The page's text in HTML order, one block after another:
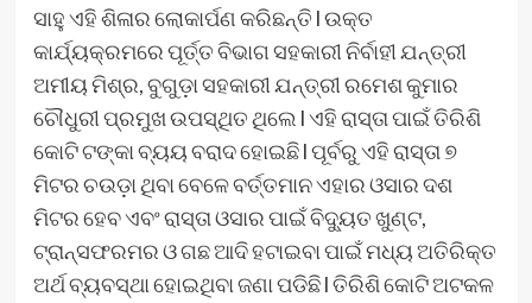
ସାହୁ ଏହି ଶିଳାର ଲୋକାର୍ପଣ କରିଛନ୍ତି l ଉକ୍ତ
କାର୍ଯ୍ୟକ୍ରମରେ ପୂର୍ତ୍ତ ବିଭାଗ ସହକାରୀ ନିର୍ବାହୀ ଯନ୍ତ୍ରୀ
ଅମୀୟ ମିଶ୍ର, ବୁଗୁଡ଼ା ସହକାରୀ ଯନ୍ତ୍ରୀ ରମେଶ କୁମାର
ଚୌଧୁରୀ ପ୍ରମୁଖ ଉପସ୍ଥିତ ଥିଲେ l ଏହି ରାସ୍ତା ପାଇଁ ତିରିଶି
କୋଟି ଟଙ୍କା ବ୍ୟୟ ବରାଦ ହୋଇଛି l ପୂର୍ବରୁ ଏହି ରାସ୍ତା ୭
ମିଟର ଚଉଡ଼ା ଥିବା ବେଳେ ବର୍ତ୍ତମାନ ଏହାର ଓସାର ଦଶ
ମିଟର ହେବ ଏବଂ ରାସ୍ତା ଓସାର ପାଇଁ ବିଦ୍ୟୁତ ଖୁଣ୍ଟ,
ଟ୍ରାନ୍ସଫରମର ଓ ଗଛ ଆଦି ହଟାଇବା ପାଇଁ ମଧ୍ୟ ଅତିରିକ୍ତ
ଅର୍ଥ ବ୍ୟବସ୍ଥା ହୋଇଥିବା ଜଣା ପଡିଛି l ତିରିଶି କୋଟି ଅଟକଳ